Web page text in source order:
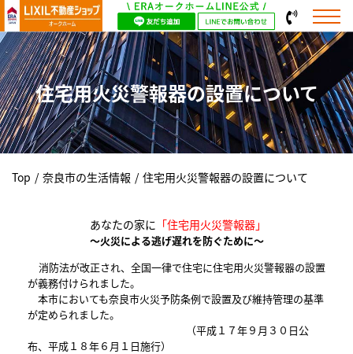
住宅用火災警報器の設置について
Top / 奈良市の生活情報 / 住宅用火災警報器の設置について
あなたの家に 「住宅用火災警報器」
～火災による逃げ遅れを防ぐために～
消防法が改正され、全国一律で住宅に住宅用火災警報器の設置
が義務付けられました。
本市においても奈良市火災予防条例で設置及び維持管理の基準
が定められました。
（平成１７年９月３０日公
布、平成１８年６月１日施行）